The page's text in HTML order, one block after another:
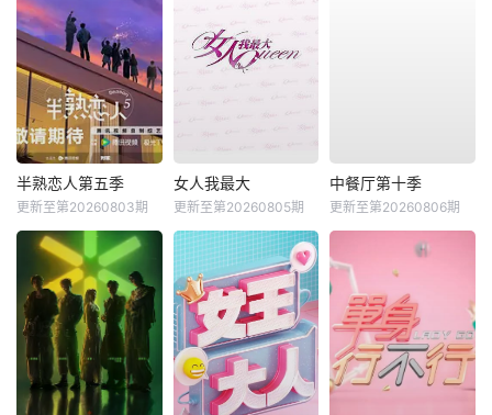
半熟恋人第五季
更新至第20260803期
女人我最大
更新至第20260805期
中餐厅第十季
更新至第20260806期